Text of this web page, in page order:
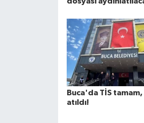
Buca'da TİS
atıldı!